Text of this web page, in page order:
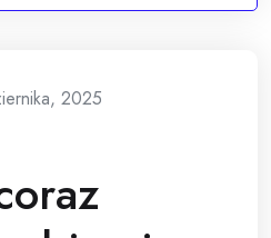
2025